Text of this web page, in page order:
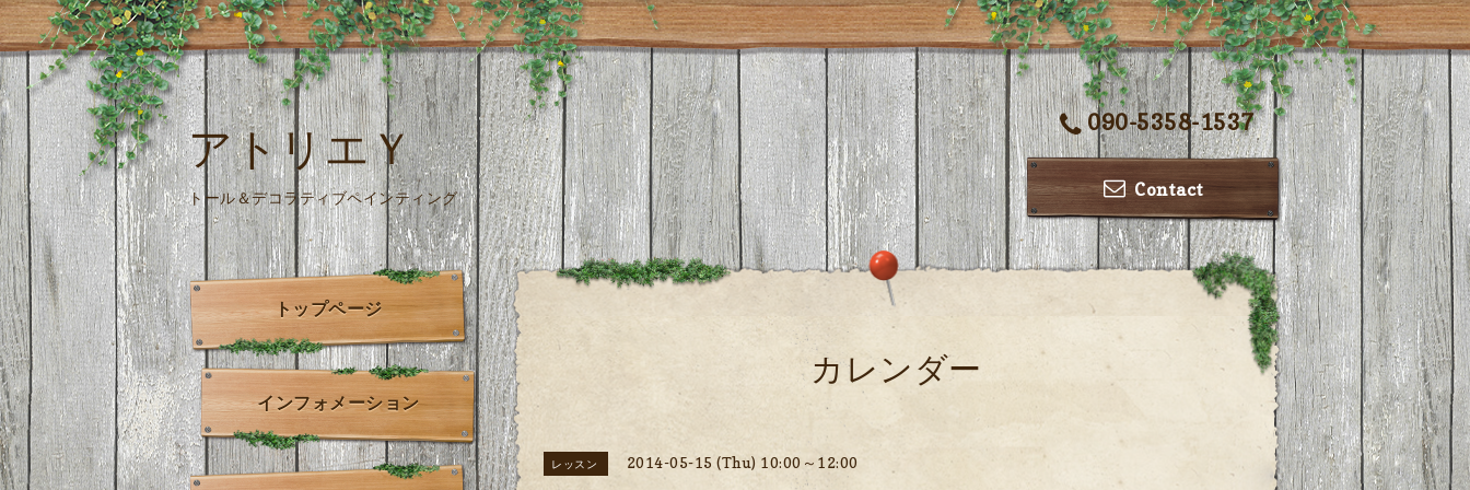
090-5358-1537
Contact
アトリエＹ
トール＆デコラティブペインティング
カレンダー
レッスン 2014-05-15 (Thu) 10:00～12:00
トップページ
インフォメーション